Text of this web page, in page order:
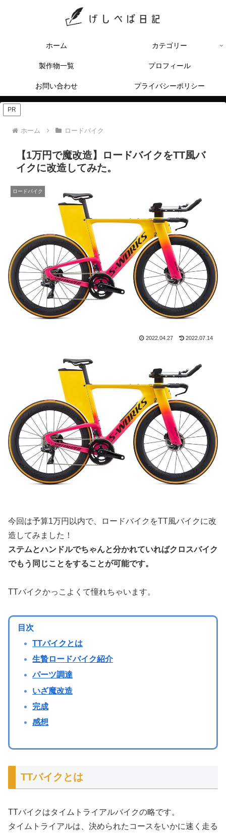
ホーム カテゴリー
製作物一覧 プロフィール
お問い合わせ プライバシーポリシー
PR
ホーム ロードバイク
【1万円で魔改造】ロードバイクをTT風バ
イクに改造してみた。
ロードバイク
2022.04.27 2022.07.14
今回は予算1万円以内で、ロードバイクをTT風バイクに改
造してみました！
ステムとハンドルでちゃんと分かれていればクロスバイク
でもう同じことをすることが可能です。
TTバイクかっこよくて憧れちゃいます。
目次
TTバイクとは
生贄ロードバイク紹介
パーツ調達
いざ魔改造
完成
感想
TTバイクとは
TTバイクはタイムトライアルバイクの略です。
タイムトライアルは、決められたコースをいかに速く走る